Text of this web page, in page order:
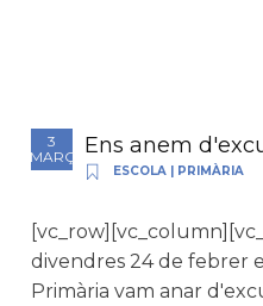
3
MARÇ
Ens anem
ESCOLA | PRIMÀRIA
divendres 24 de febrer
Primària vam anar